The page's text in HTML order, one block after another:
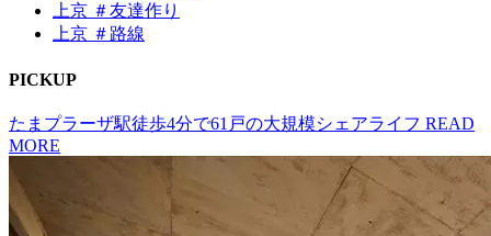
上京 ＃友達作り
上京 ＃路線
PICKUP
たまプラーザ駅徒歩4分で61戸の大規模シェアライフ READ
MORE